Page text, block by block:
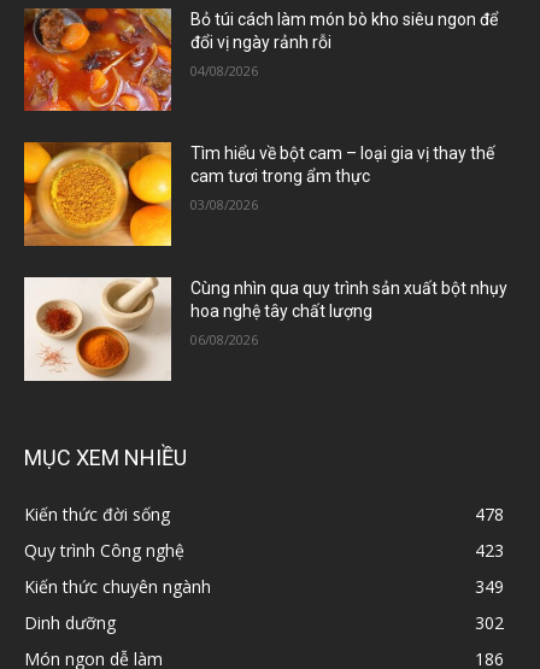
Bỏ túi cách làm món bò kho siêu ngon để
đổi vị ngày rảnh rỗi
04/08/2026
Tìm hiểu về bột cam – loại gia vị thay thế
cam tươi trong ẩm thực
03/08/2026
Cùng nhìn qua quy trình sản xuất bột nhụy
hoa nghệ tây chất lượng
06/08/2026
MỤC XEM NHIỀU
Kiến thức đời sống
478
Quy trình Công nghệ
423
Kiến thức chuyên ngành
349
Dinh dưỡng
302
Món ngon dễ làm
186